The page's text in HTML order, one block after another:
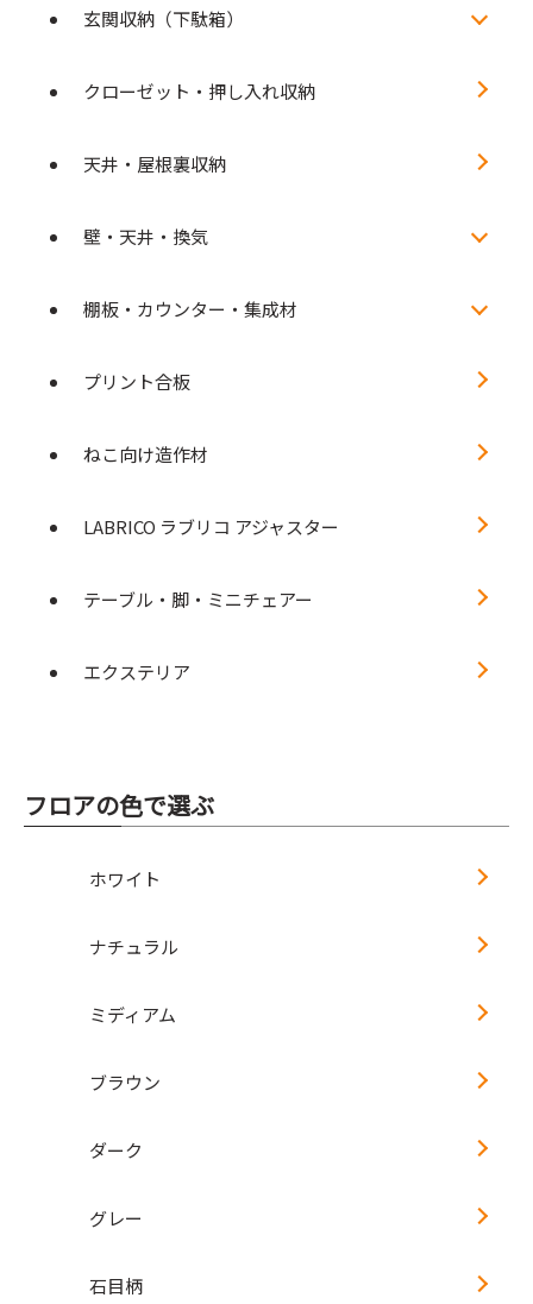
玄関収納（下駄箱）
クローゼット・押し入れ収納
天井・屋根裏収納
壁・天井・換気
棚板・カウンター・集成材
プリント合板
ねこ向け造作材
LABRICO ラブリコ アジャスター
テーブル・脚・ミニチェアー
エクステリア
フロアの色で選ぶ
ホワイト
ナチュラル
ミディアム
ブラウン
ダーク
グレー
石目柄